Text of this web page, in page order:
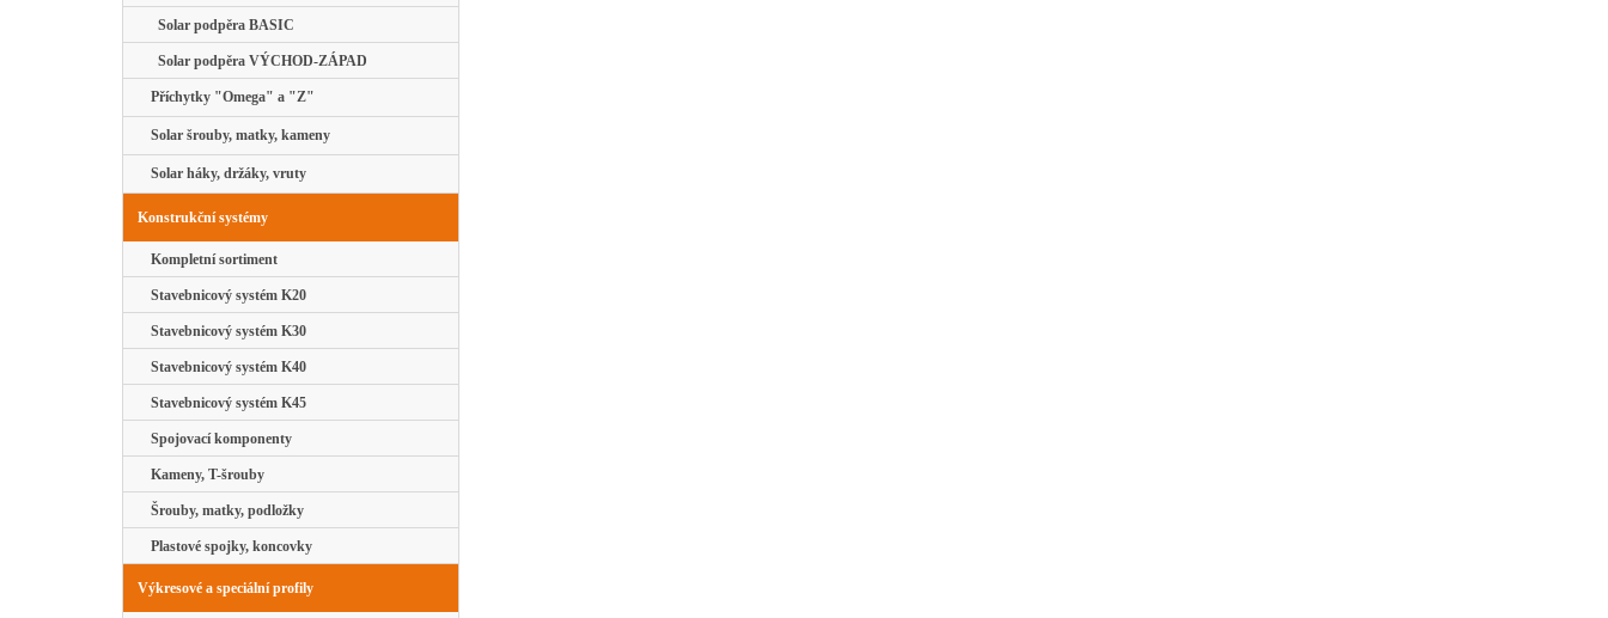
Solar podpěra BASIC
Solar podpěra VÝCHOD-ZÁPAD
Příchytky "Omega" a "Z"
Solar šrouby, matky, kameny
Solar háky, držáky, vruty
Konstrukční systémy
Kompletní sortiment
Stavebnicový systém K20
Stavebnicový systém K30
Stavebnicový systém K40
Stavebnicový systém K45
Spojovací komponenty
Kameny, T-šrouby
Šrouby, matky, podložky
Plastové spojky, koncovky
Výkresové a speciální profily